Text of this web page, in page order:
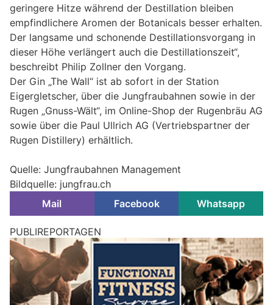
geringere Hitze während der Destillation bleiben
empfindlichere Aromen der Botanicals besser erhalten.
Der langsame und schonende Destillationsvorgang in
dieser Höhe verlängert auch die Destillationszeit“,
beschreibt Philip Zollner den Vorgang.
Der Gin „The Wall“ ist ab sofort in der Station
Eigergletscher, über die Jungfraubahnen sowie in der
Rugen „Gnuss-Wält“, im Online-Shop der Rugenbräu AG
sowie über die Paul Ullrich AG (Vertriebspartner der
Rugen Distillery) erhältlich.
Quelle: Jungfraubahnen Management
Bildquelle: jungfrau.ch
Mail
Facebook Whatsapp
PUBLIREPORTAGEN